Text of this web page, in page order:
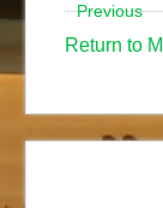
Previous
Return to